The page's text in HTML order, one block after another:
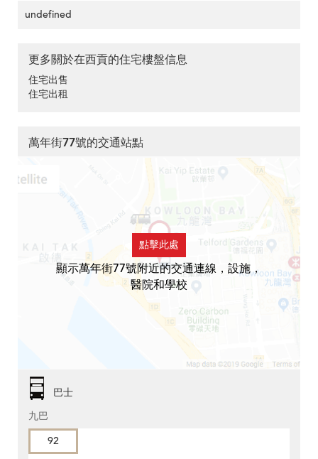
undefined
更多關於在西貢的住宅樓盤信息
住宅出售
住宅出租
萬年街77號的交通站點
點擊此處
顯示萬年街77號附近的交通連線，設施，
醫院和學校
巴士
九巴
92